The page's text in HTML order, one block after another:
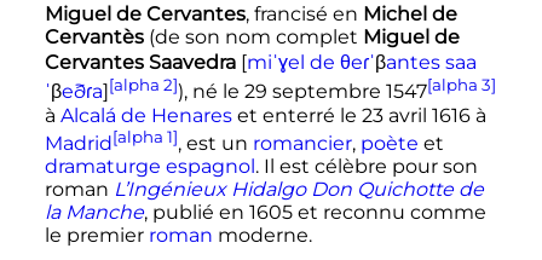
Miguel de Cervantes, francisé en Michel de
Cervantès(de son nom complet Miguel de
Cervantes Saavedra [miˈɣel de θeɾˈβantes saa
ˈβeðɾa][alpha 2]), né le 29 septembre 1547[alpha 3]
à Alcalá de Henareset enterré le 23 avril 1616à
Madrid[alpha 1], est un romancier, poète et
dramaturge espagnol . Il est célèbre pour son
roman L’Ingénieux Hidalgo Don Quichotte de
la Manche, publié en 1605 et reconnu comme
le premier roman moderne.